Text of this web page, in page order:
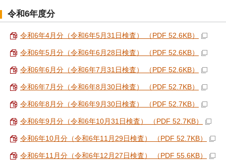
令和6年度分
令和6年4月分（令和6年5月31日検査） （PDF 52.6KB）
令和6年5月分（令和6年6月28日検査） （PDF 52.6KB）
令和6年6月分（令和6年7月31日検査） （PDF 52.6KB）
令和6年7月分（令和6年8月30日検査） （PDF 52.7KB）
令和6年8月分（令和6年9月30日検査） （PDF 52.7KB）
令和6年9月分（令和6年10月31日検査） （PDF 52.7KB）
令和6年10月分（令和6年11月29日検査） （PDF 52.7KB）
令和6年11月分（令和6年12月27日検査） （PDF 55.6KB）